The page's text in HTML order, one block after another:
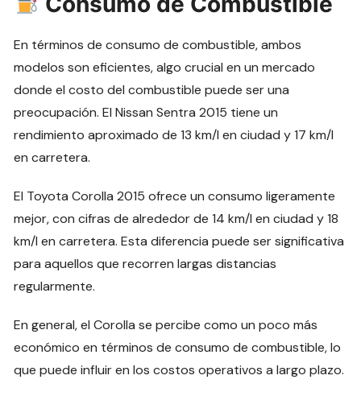
En términos de consumo de combustible, ambos
modelos son eficientes, algo crucial en un mercado
donde el costo del combustible puede ser una
preocupación. El Nissan Sentra 2015 tiene un
rendimiento aproximado de 13 km/l en ciudad y 17 km/l
en carretera.
El Toyota Corolla 2015 ofrece un consumo ligeramente
mejor, con cifras de alrededor de 14 km/l en ciudad y 18
km/l en carretera. Esta diferencia puede ser significativa
para aquellos que recorren largas distancias
regularmente.
En general, el Corolla se percibe como un poco más
económico en términos de consumo de combustible, lo
que puede influir en los costos operativos a largo plazo.